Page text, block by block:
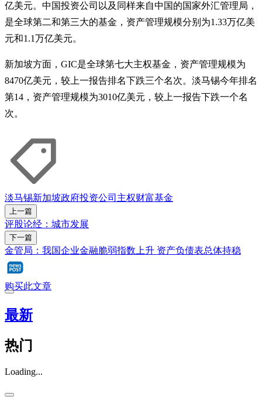
亿美元。中国投资公司以及同样来自中国的国家外汇管理局，
是全球第二和第三大的基金，资产管理规模分别为1.33万亿美
元和1.1万亿美元。
新加坡方面，GIC是全球第七大主权基金，资产管理规模为
8470亿美元，较上一报告排名下跌三个名次。淡马锡今年排名
第14，资产管理规模为3010亿美元，较上一报告下跌一个名
次。
淡马锡新加坡政府投资公司 主权财富基金
上一篇
评股论经：城市发展
下一篇
金管局：我国企业金融脆弱指数上升 资产负债表总体持稳
购买此文章
最新
热门
Loading...